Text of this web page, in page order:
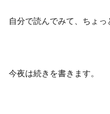
自分で読んでみて、ちょっ
今夜は続きを書きます。